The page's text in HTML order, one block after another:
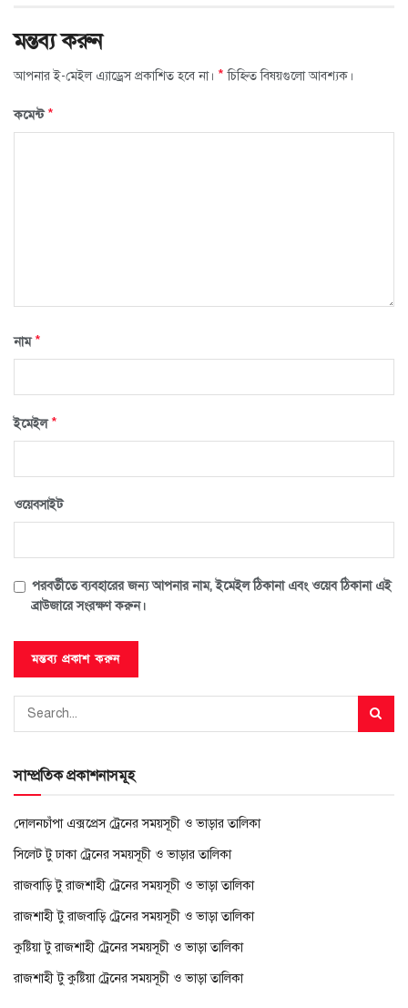
মন্তব্য করুন
আপনার ই-মেইল এ্যাড্রেস প্রকাশিত হবে না। * চিহ্নিত বিষয়গুলো আবশ্যক।
কমেন্ট*
নাম*
ইমেইল*
ওয়েবসাইট
পরবর্তীতে ব্যবহারের জন্য আপনার নাম, ইমেইল ঠিকানা এবং ওয়েব ঠিকানা এই
ব্রাউজারে সংরক্ষণ করুন।
সাম্প্রতিক প্রকাশনাসমূহ
দোলনচাঁপা এক্সপ্রেস ট্রেনের সময়সূচী ও ভাড়ার তালিকা
সিলেট টু ঢাকা ট্রেনের সময়সূচী ও ভাড়ার তালিকা
রাজবাড়ি টু রাজশাহী ট্রেনের সময়সূচী ও ভাড়া তালিকা
রাজশাহী টু রাজবাড়ি ট্রেনের সময়সূচী ও ভাড়া তালিকা
কুষ্টিয়া টু রাজশাহী ট্রেনের সময়সূচী ও ভাড়া তালিকা
রাজশাহী টু কুষ্টিয়া ট্রেনের সময়সূচী ও ভাড়া তালিকা